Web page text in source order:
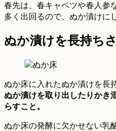
春先は、春キャベツや春人参
多く出回るので、ぬか漬けに
ぬか漬けを長持ち
ぬか床に入れたぬか漬けを長
ぬか漬けを取り出したりかき
らすこと。
ぬか床の発酵に欠かせない乳